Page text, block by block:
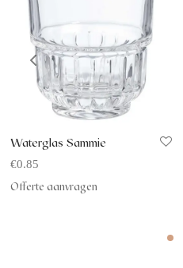
Waterglas Sammie
€0.85
Offerte aanvragen